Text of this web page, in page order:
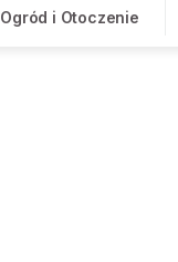
Ogród i Otoczenie